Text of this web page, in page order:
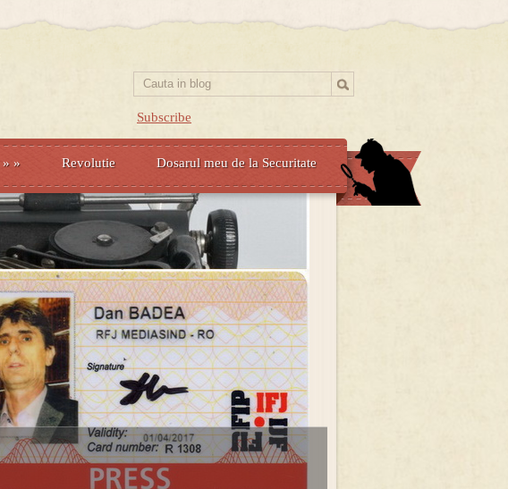
Subscribe
» » Revolutie Dosarul meu de la Securitate